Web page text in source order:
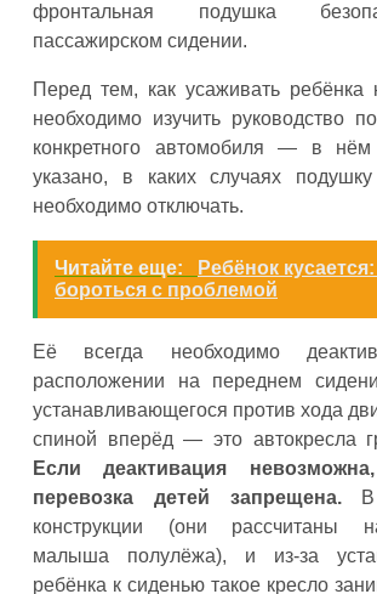
фронтальная подушка
пассажирском сидении.
Перед тем, как усаживать ребёнка
необходимо изучить руководство
конкретного автомобиля — в
указано, в каких случаях подушку
необходимо отключать.
Читайте еще:
Ребёнок кусается:
бороться с проблемой
Её всегда необходимо
расположении на переднем
устанавливающегося против хода
спиной вперёд — это автокресла
Если деактивация
перевозка детей запрещена.
конструкции (они рассчитаны
малыша полулёжа), и из-за
ребёнка к сиденью такое кресло